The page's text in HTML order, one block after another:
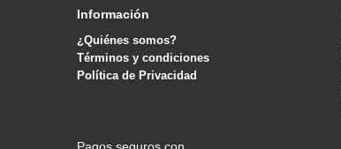
Información
¿Quiénes somos?
Términos y condiciones
Política de Privacidad